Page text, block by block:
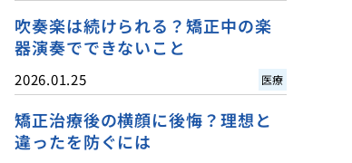
吹奏楽は続けられる？矯正中の楽
器演奏でできないこと
2026.01.25 医療
矯正治療後の横顔に後悔？理想と
違ったを防ぐには